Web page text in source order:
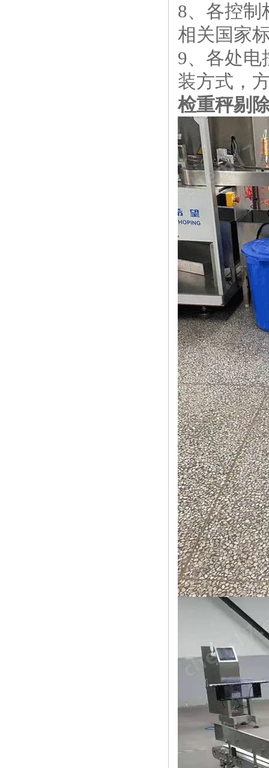
8、各控制
相关国家
9、各处电
装方式，
检重秤剔